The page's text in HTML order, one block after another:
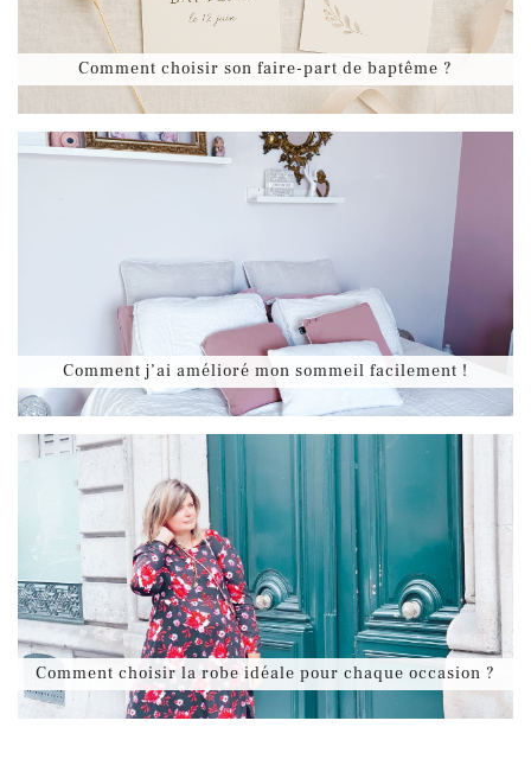
Comment choisir son faire-part de baptême ?
Comment j’ai amélioré mon sommeil facilement !
Comment choisir la robe idéale pour chaque occasion ?